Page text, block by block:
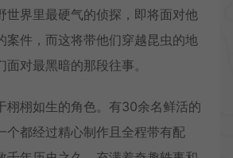
世界里最硬气的侦探，即将面对他
案件，而这将带他们穿越昆虫的地
对最黑暗的那段往事。
栩栩如生的角色。有30余名鲜活的
个都经过精心制作且全程带有配